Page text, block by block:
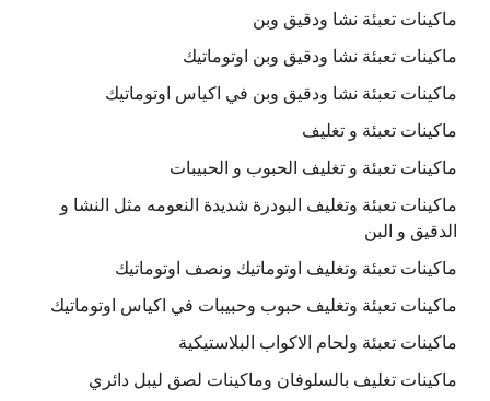
ماكينات تعبئة نشا ودقيق وبن
ماكينات تعبئة نشا ودقيق وبن اوتوماتيك
ماكينات تعبئة نشا ودقيق وبن في اكياس اوتوماتيك
ماكينات تعبئة و تغليف
ماكينات تعبئة و تغليف الحبوب و الحبيبات
ماكينات تعبئة وتغليف البودرة شديدة النعومه مثل النشا و
الدقيق و البن
ماكينات تعبئة وتغليف اوتوماتيك ونصف اوتوماتيك
ماكينات تعبئة وتغليف حبوب وحبيبات في اكياس اوتوماتيك
ماكينات تعبئة ولحام الاكواب البلاستيكية
ماكينات تغليف بالسلوفان وماكينات لصق ليبل دائري